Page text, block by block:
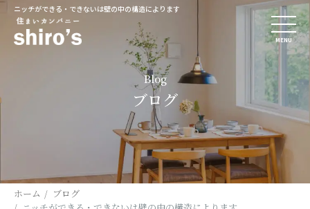
ニッチができる・できないは壁の中の構造によります
MENU
Blog
ブログ
ホーム
ブログ